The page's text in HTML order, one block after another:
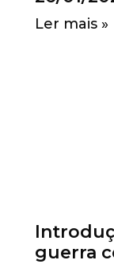
Ler mais »
guerra